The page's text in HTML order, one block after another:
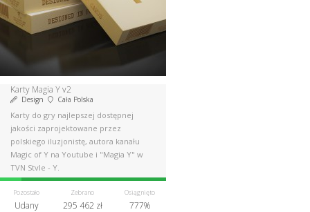
Karty Magia Y v2
Design Cała Polska
Karty do gry najlepszej dostępnej
jakości zaprojektowane przez
polskiego iluzjonistę, autora kanału
Magic of Y na Youtube i "Magia Y" w
TVN Style - Y.
Pozostało
Udany
Zebrano
295 462 zł
Osiągnięto
777%